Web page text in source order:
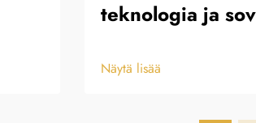
teknologia ja
Näytä lisää